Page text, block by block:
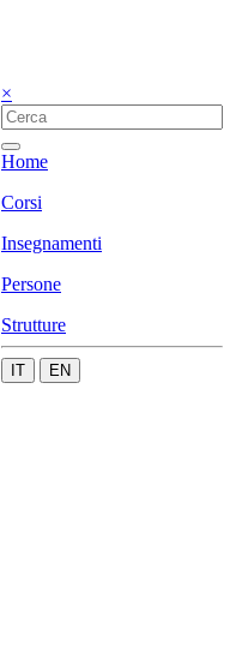
×
Home
Corsi
Insegnamenti
Persone
Strutture
IT EN